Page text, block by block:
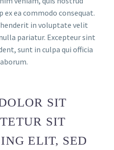
ea commodo consequat.
in voluptate velit
pariatur. Excepteur sint
sunt in culpa qui officia
SIT
SIT
ELIT, SED